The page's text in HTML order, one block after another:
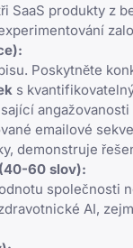
SaaS produkty z
Poskytněte
s
emailové
demonstruje
60 slov):
společnosti
AI,